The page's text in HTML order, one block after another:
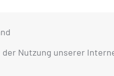
der Nutzung unserer